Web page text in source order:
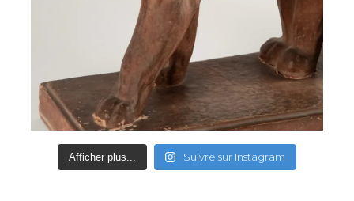
Afficher plus... Suivre sur Instagram